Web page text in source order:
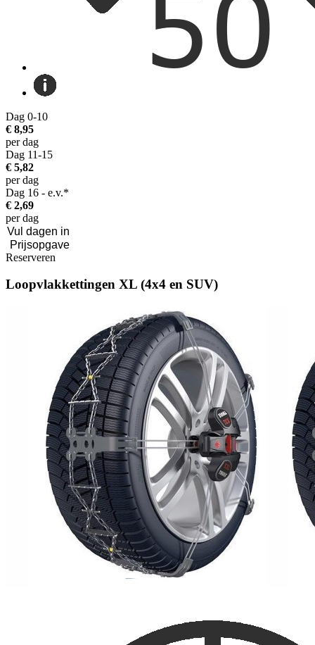
Dag 0-10
€ 8,95
per dag
Dag 11-15
€ 5,82
per dag
Dag 16 - e.v.*
€ 2,69
per dag
Reserveren
Loopvlakkettingen XL (4x4 en SUV)